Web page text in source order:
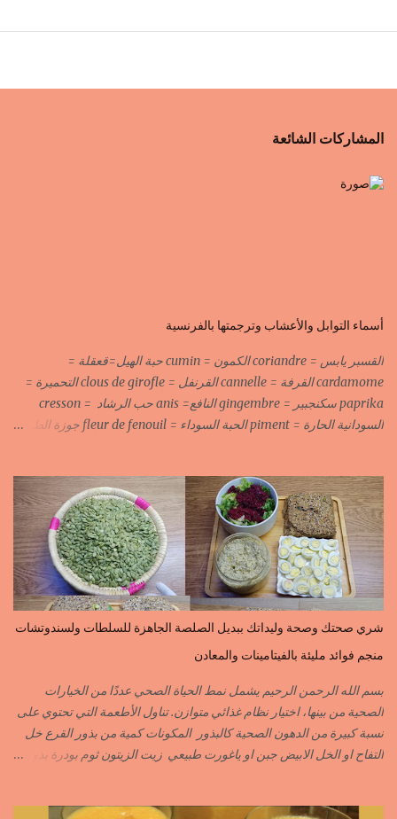
المشاركات الشائعة
أسماء التوابل والأعشاب وترجمتها بالفرنسية
القسبر يابس = coriandre الكمون = cumin حبة الهيل=قعقلة =
cardamome القرفة = cannelle القرنفل = clous de girofle التحميرة =
paprika سكنجبير = gingembre النافع= anis حب الرشاد = cresson
السودانية الحارة = piment الحبة السوداء = fleur de fenouil جوزة الطيب
=nigelle اليبزار الأبيض=poivre blonc الخرقوم =safran des
indes=curcuma اليبزار الأسود=poivre noir زعفران=safran
جنجلان=grains de sésame الكبابة=cubèbe=piment de jamaique
بسيبيسة=macis الكوزة الصحراوية=maniguette عرق السوس=reglisse
لسان الطير=fruit de frène النافع نجيمات=badiane ظهر فلفل=poivre
long الفلفلة الحلوة……………PIMENT DOUX الفلفلة الحارة……………
PIMENT PIQUANT,FORT. سكين جبير……………….GINGEMBRE
القرفة……………………..CANNELLE الكمون…………………….CUMIN الفلفلة
الابزار………………………POIVRE راس الحانوت …………. RASS EL HANOUT
C’EST L ...
شري صحتك وصحة وليداتك ببديل الصلصة الجاهزة للسلطات ولسندوتشات
منجم فوائد مليئة بالفيتامينات والمعادن
بسم الله الرحمن الرحيم يشمل نمط الحياة الصحي عددًا من الخيارات
الصحية من بينها، اختيار نظام غذائي متوازن. تناول الأطعمة التي تحتوي على
نسبة كبيرة من الدهون الصحية كالبذور المكونات كمية من بذور القرع خل
التفاح او الخل الابيض جبن او ياغورت طبيعي زيت الزيتون ثوم بودرة بذور